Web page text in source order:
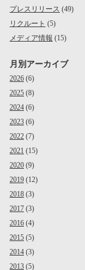
プレスリリース (49)
リクルート (5)
メディア情報 (15)
月別アーカイブ
2026 (6)
2025 (8)
2024 (6)
2023 (6)
2022 (7)
2021 (15)
2020 (9)
2019 (12)
2018 (3)
2017 (3)
2016 (4)
2015 (5)
2014 (3)
2013 (5)